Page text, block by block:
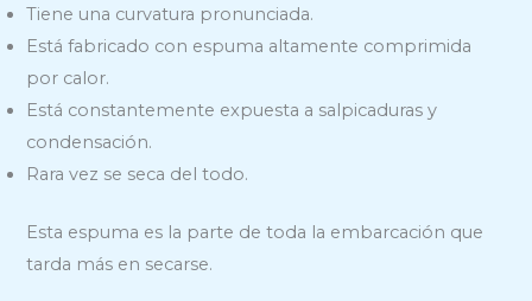
Tiene una curvatura pronunciada.
Está fabricado con espuma altamente comprimida
por calor.
Está constantemente expuesta a salpicaduras y
condensación.
Rara vez se seca del todo.
Esta espuma es la parte de toda la embarcación que
tarda más en secarse.